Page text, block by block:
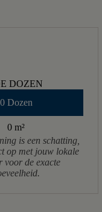
DOZEN
0 Dozen
0 m²
is een schatting,
op met jouw lokale
voor de exacte